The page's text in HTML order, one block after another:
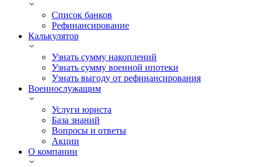
Список банков
Рефинансирование
Калькулятор
Узнать сумму накоплений
Узнать сумму военной ипотеки
Узнать выгоду от рефинансирования
Военнослужащим
Услуги юриста
База знаний
Вопросы и ответы
Акции
О компании